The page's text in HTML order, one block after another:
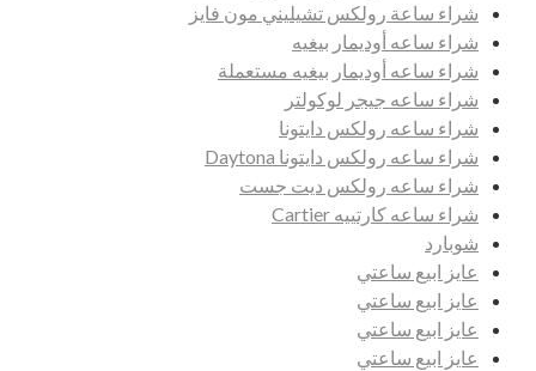
شراء ساعة رولكس تشيليني مون فايز
شراء ساعه أوديمار بيغيه
شراء ساعه أوديمار بيغيه مستعملة
شراء ساعه جيجر لوكولتر
شراء ساعه رولكس دايتونا
شراء ساعه رولكس دايتونا Daytona
شراء ساعه رولكس ديت جست
شراء ساعه كارتييه Cartier
شوبارد
عايز ابيع ساعتي
عايز ابيع ساعتي
عايز ابيع ساعتي
عايز ابيع ساعتي